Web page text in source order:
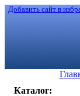
Добавить сайт в
Каталог: